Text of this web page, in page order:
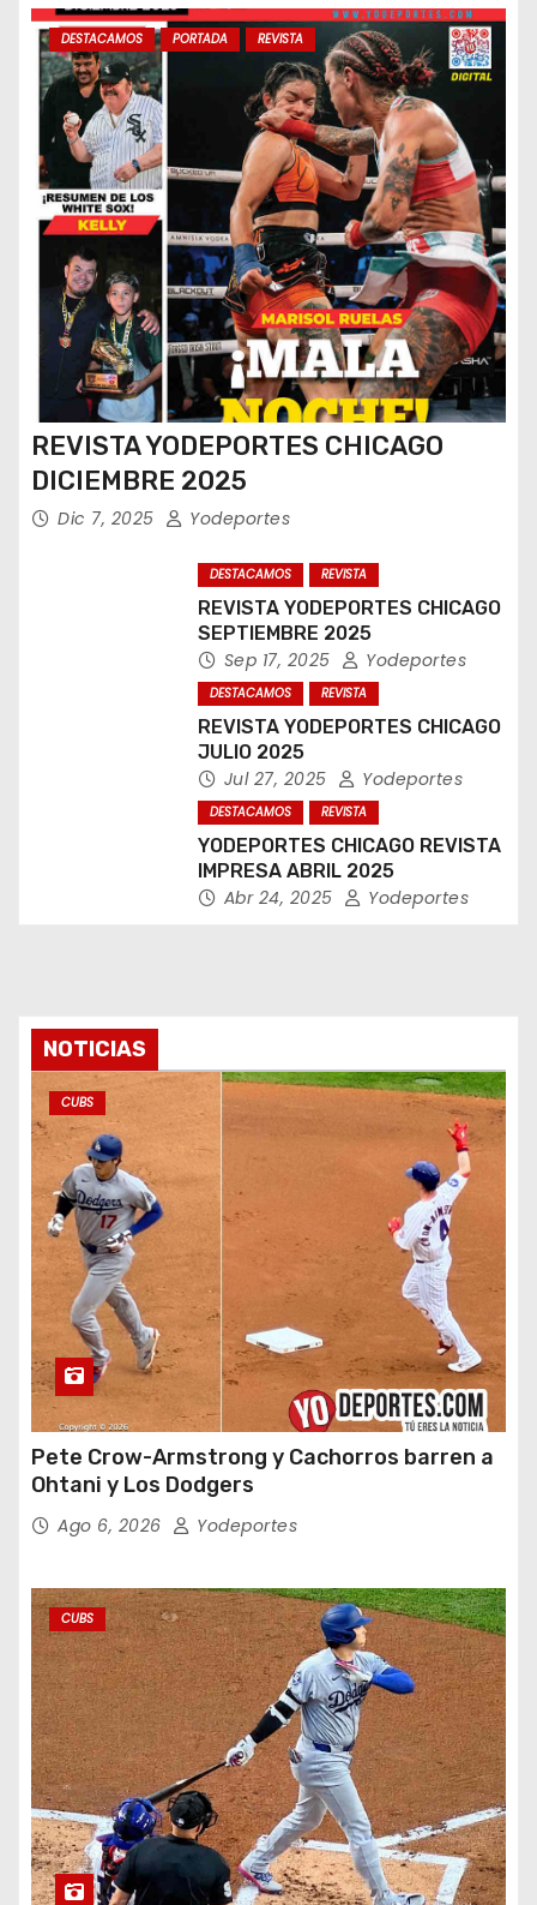
DESTACAMOS PORTADA REVISTA
REVISTA YODEPORTES CHICAGO
DICIEMBRE 2025
Dic 7, 2025 Yodeportes
DESTACAMOS REVISTA
REVISTA YODEPORTES CHICAGO
SEPTIEMBRE 2025
Sep 17, 2025 Yodeportes
DESTACAMOS REVISTA
REVISTA YODEPORTES CHICAGO
JULIO 2025
Jul 27, 2025 Yodeportes
DESTACAMOS REVISTA
YODEPORTES CHICAGO REVISTA
IMPRESA ABRIL 2025
Abr 24, 2025 Yodeportes
NOTICIAS
CUBS
Pete Crow-Armstrong y Cachorros barren a
Ohtani y Los Dodgers
Ago 6, 2026 Yodeportes
CUBS